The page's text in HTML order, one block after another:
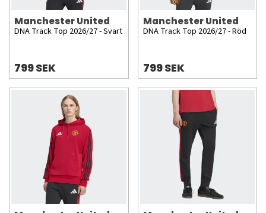
Manchester United
DNA Track Top 2026/27 - Svart
799 SEK
Manchester United
DNA Track Top 2026/27 - Röd
799 SEK